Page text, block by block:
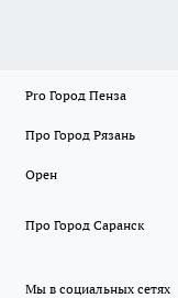
Pro Город Пенза
Про Город Рязань
Орен
Про Город Саранск
Мы в социальных сетях